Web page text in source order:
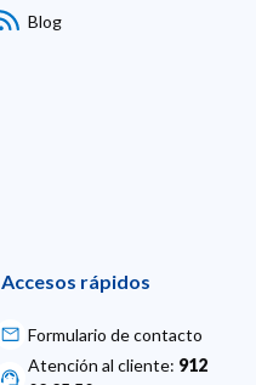
Blog
Accesos rápidos
Formulario de contacto
Atención al cliente: 912